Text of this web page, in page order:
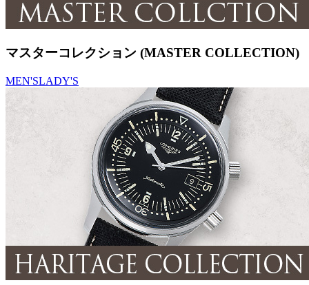
マスターコレクション (MASTER COLLECTION)
MEN'SLADY'S